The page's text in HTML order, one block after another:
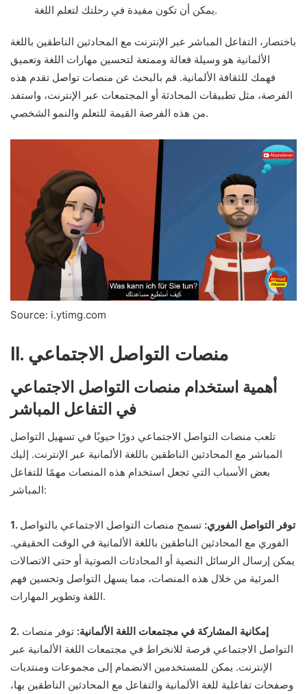
يمكن أن تكون مفيدة في رحلتك لتعلم اللغة.
باختصار، التفاعل المباشر عبر الإنترنت مع المحادثين الناطقين باللغة
الألمانية هو وسيلة فعالة وممتعة لتحسين مهارات اللغة وتعميق
فهمك للثقافة الألمانية. قم بالبحث عن منصات تواصل تقدم هذه
الفرصة، مثل تطبيقات المحادثة أو المجتمعات عبر الإنترنت، واستفد
من هذه الفرصة القيمة للتعلم والنمو الشخصي.
Source: i.ytimg.com
II. منصات التواصل الاجتماعي
أهمية استخدام منصات التواصل الاجتماعي
في التفاعل المباشر
تلعب منصات التواصل الاجتماعي دورًا حيويًا في تسهيل التواصل
المباشر مع المحادثين الناطقين باللغة الألمانية عبر الإنترنت. إليك
بعض الأسباب التي تجعل استخدام هذه المنصات مهمًا للتفاعل
المباشر:
1. توفر التواصل الفوري: تسمح منصات التواصل الاجتماعي بالتواصل
الفوري مع المحادثين الناطقين باللغة الألمانية في الوقت الحقيقي.
يمكن إرسال الرسائل النصية أو المحادثات الصوتية أو حتى الاتصالات
المرئية من خلال هذه المنصات، مما يسهل التواصل وتحسين فهم
اللغة وتطوير المهارات.
2. إمكانية المشاركة في مجتمعات اللغة الألمانية: توفر منصات
التواصل الاجتماعي فرصة للانخراط في مجتمعات اللغة الألمانية عبر
الإنترنت. يمكن للمستخدمين الانضمام إلى مجموعات ومنتديات
وصفحات تفاعلية للغة الألمانية والتفاعل مع المحادثين الناطقين بها،